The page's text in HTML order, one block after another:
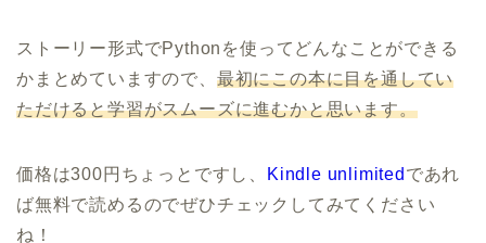
ストーリー形式でPythonを使ってどんなことができる
かまとめていますので、 最初にこの本に目を通してい
ただけると学習がスムーズに進むかと思います。
価格は300円ちょっとですし、 Kindle unlimited であれ
ば無料で読めるのでぜひチェックしてみてください
ね！